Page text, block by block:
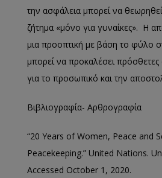
την ασφάλεια μπορεί να
ζήτημα «μόνο για γυναίκες». H
μια προοπτική με βάση το φύλο
μπορεί να προκαλέσει πρόσθετες
για το προσωπικό και την
Βιβλιογραφία- Αρθρογραφία
“20 Years of Women, Peace and
Peacekeeping.” United Nations.
Accessed October 1, 2020.